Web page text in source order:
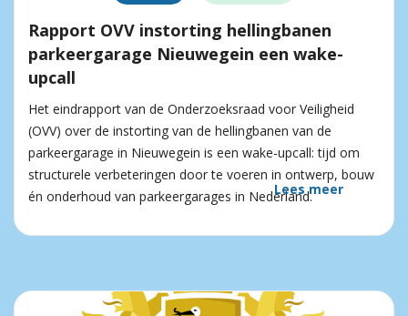
Rapport OVV instorting hellingbanen
parkeergarage Nieuwegein een wake-
upcall
Het eindrapport van de Onderzoeksraad voor Veiligheid
(OVV) over de instorting van de hellingbanen van de
parkeergarage in Nieuwegein is een wake-upcall: tijd om
structurele verbeteringen door te voeren in ontwerp, bouw
én onderhoud van parkeergarages in Nederland.
Lees meer